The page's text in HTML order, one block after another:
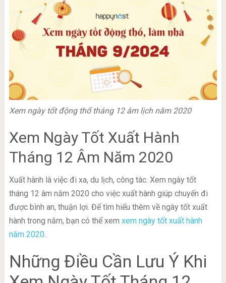
Xem ngày tốt động thổ tháng 12 âm lịch năm 2020
Xem Ngày Tốt Xuất Hành
Tháng 12 Âm Năm 2020
Xuất hành là việc đi xa, du lịch, công tác. Xem ngày tốt
tháng 12 âm năm 2020 cho việc xuất hành giúp chuyến đi
được bình an, thuận lợi. Để tìm hiểu thêm về ngày tốt xuất
hành trong năm, bạn có thể xem xem ngày tốt xuất hành
năm 2020.
Những Điều Cần Lưu Ý Khi